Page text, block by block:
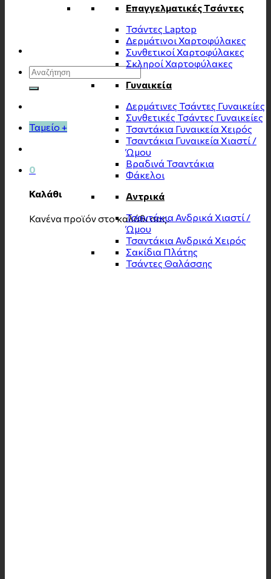
Αναζήτηση
για:
Ταμείο +
0
Καλάθι
Κανένα προϊόν στο καλάθι σας.
Επαγγελματικές Τσάντες
Τσάντες Laptop
Δερμάτινοι Χαρτοφύλακες
Συνθετικοί Χαρτοφύλακες
Σκληροί Χαρτοφύλακες
Γυναικεία
Δερμάτινες Τσάντες Γυναικείες
Συνθετικές Τσάντες Γυναικείες
Τσαντάκια Γυναικεία Χειρός
Τσαντάκια Γυναικεία Χιαστί /
Ώμου
Βραδινά Τσαντάκια
Φάκελοι
Αντρικά
Τσαντάκια Ανδρικά Χιαστί /
Ώμου
Τσαντάκια Ανδρικά Χειρός
Σακίδια Πλάτης
Τσάντες Θαλάσσης